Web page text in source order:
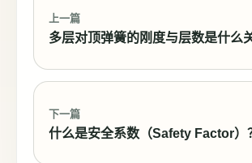
上一篇
多层对顶弹簧的刚度与层数是什么
下一篇
什么是安全系数（Safety Factor）